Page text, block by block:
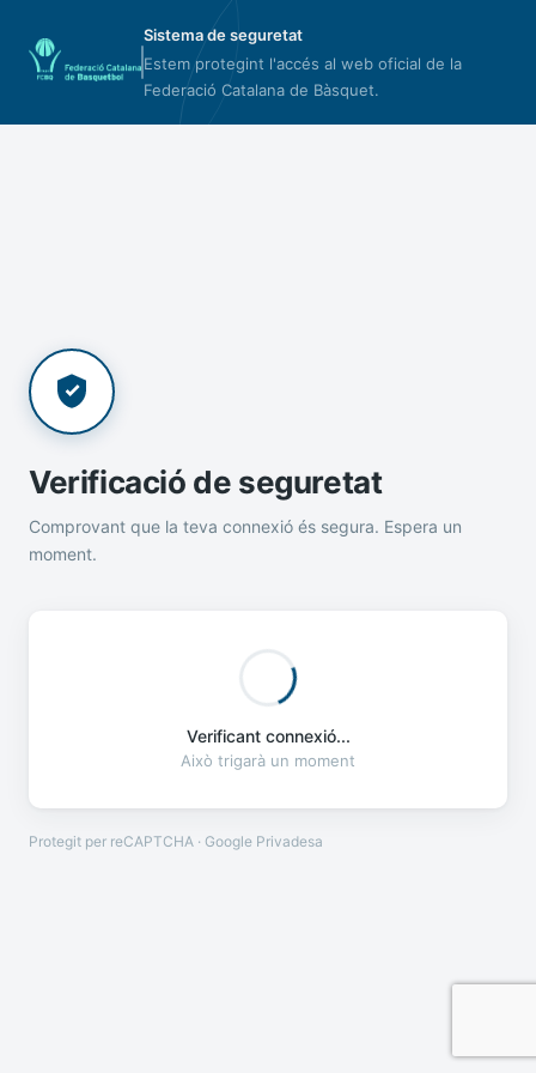
Sistema de seguretat
Estem protegint l'accés al web oficial de la
Federació Catalana de Bàsquet.
Verificació de seguretat
Comprovant que la teva connexió és segura. Espera un
moment.
Verificant connexió...
Això trigarà un moment
Protegit per reCAPTCHA · Google Privadesa